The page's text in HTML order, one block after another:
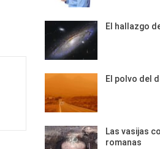
El hallazgo
El polvo del
Las vasijas
romanas